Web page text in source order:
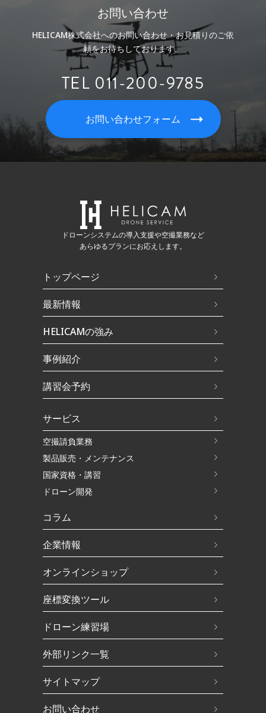
お問い合わせ
HELICAM株式会社へのお問い合わせ・お見積りのご依
頼をお待ちしております。
TEL 011-200-9785
お問い合わせフォーム
ドローンシステムの導入支援や空撮業務など
あらゆるプランにお応えします。
トップページ
最新情報
HELICAMの強み
事例紹介
講習会予約
サービス
空撮請負業務
製品販売・メンテナンス
国家資格・講習
ドローン開発
コラム
企業情報
オンラインショップ
座標変換ツール
ドローン練習場
外部リンク一覧
サイトマップ
お問い合わせ